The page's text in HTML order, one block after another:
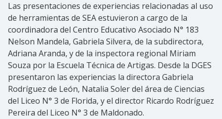
Las presentaciones de experiencias relacionadas al uso
de herramientas de SEA estuvieron a cargo de la
coordinadora del Centro Educativo Asociado N° 183
Nelson Mandela, Gabriela Silvera, de la subdirectora,
Adriana Aranda, y de la inspectora regional Miriam
Souza por la Escuela Técnica de Artigas. Desde la DGES
presentaron las experiencias la directora Gabriela
Rodríguez de León, Natalia Soler del área de Ciencias
del Liceo N° 3 de Florida, y el director Ricardo Rodríguez
Pereira del Liceo N° 3 de Maldonado.